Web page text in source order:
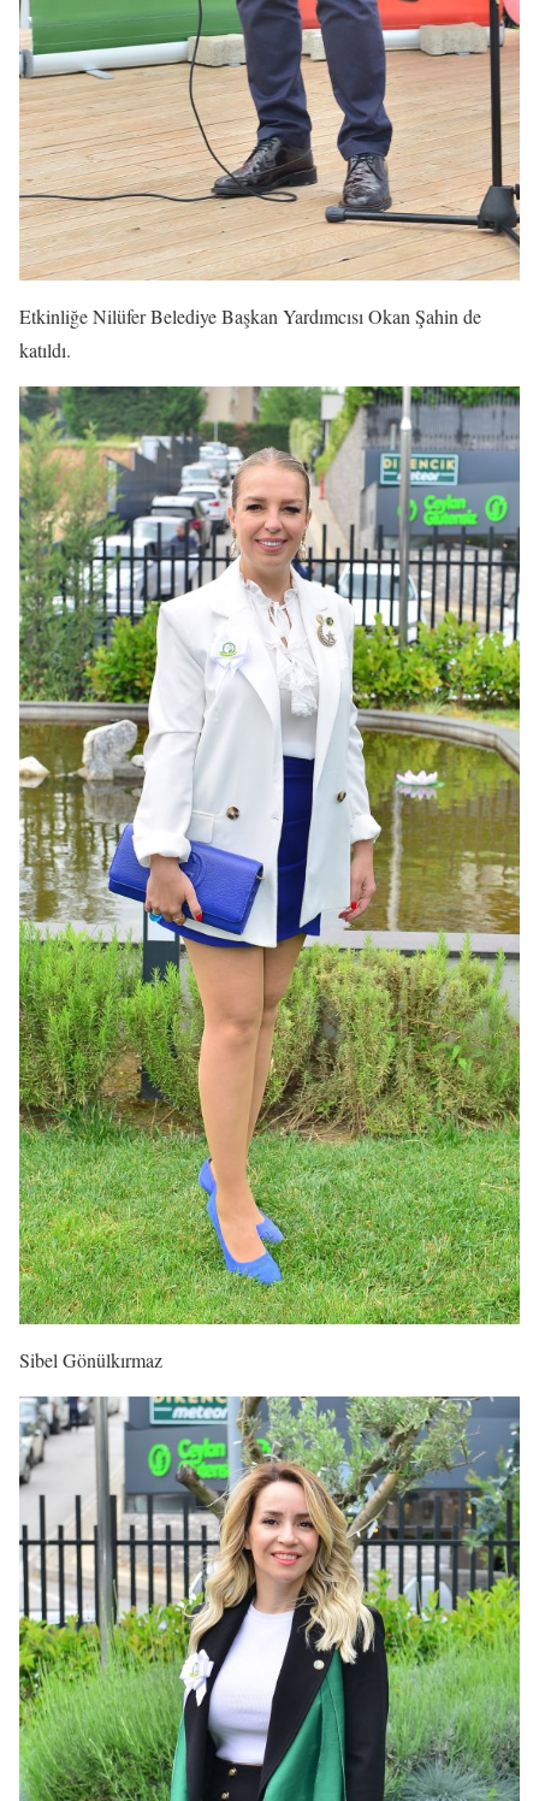
Etkinliğe Nilüfer Belediye Başkan Yardımcısı Okan Şahin de
katıldı.
Sibel Gönülkırmaz